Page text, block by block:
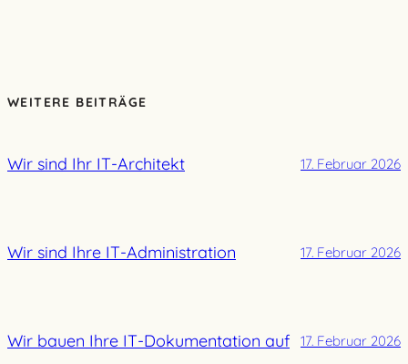
WEITERE BEITRÄGE
Wir sind Ihr IT-Architekt 17. Februar 2026
Wir sind Ihre IT-Administration 17. Februar 2026
Wir bauen Ihre IT-Dokumentation auf 17. Februar 2026